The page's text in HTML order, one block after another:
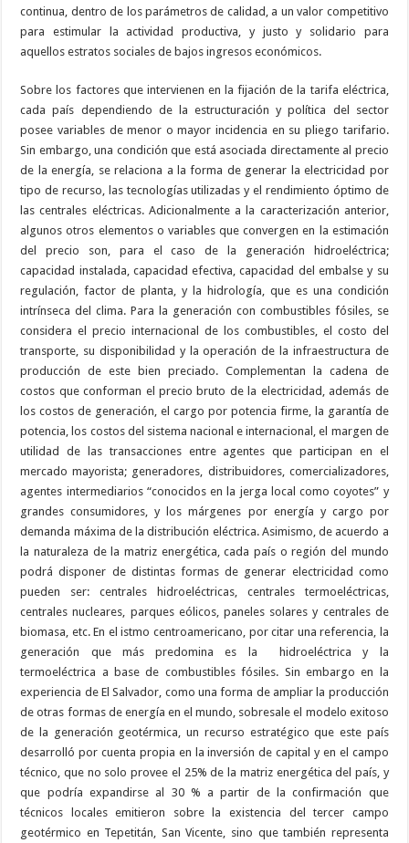
continua, dentro de los parámetros de calidad, a un valor competitivo
para estimular la actividad productiva, y justo y solidario para
aquellos estratos sociales de bajos ingresos económicos.
Sobre los factores que intervienen en la fijación de la tarifa eléctrica,
cada país dependiendo de la estructuración y política del sector
posee variables de menor o mayor incidencia en su pliego tarifario.
Sin embargo, una condición que está asociada directamente al precio
de la energía, se relaciona a la forma de generar la electricidad por
tipo de recurso, las tecnologías utilizadas y el rendimiento óptimo de
las centrales eléctricas. Adicionalmente a la caracterización anterior,
algunos otros elementos o variables que convergen en la estimación
del precio son, para el caso de la generación hidroeléctrica;
capacidad instalada, capacidad efectiva, capacidad del embalse y su
regulación, factor de planta, y la hidrología, que es una condición
intrínseca del clima. Para la generación con combustibles fósiles, se
considera el precio internacional de los combustibles, el costo del
transporte, su disponibilidad y la operación de la infraestructura de
producción de este bien preciado. Complementan la cadena de
costos que conforman el precio bruto de la electricidad, además de
los costos de generación, el cargo por potencia firme, la garantía de
potencia, los costos del sistema nacional e internacional, el margen de
utilidad de las transacciones entre agentes que participan en el
mercado mayorista; generadores, distribuidores, comercializadores,
agentes intermediarios “conocidos en la jerga local como coyotes” y
grandes consumidores, y los márgenes por energía y cargo por
demanda máxima de la distribución eléctrica. Asimismo, de acuerdo a
la naturaleza de la matriz energética, cada país o región del mundo
podrá disponer de distintas formas de generar electricidad como
pueden ser: centrales hidroeléctricas, centrales termoeléctricas,
centrales nucleares, parques eólicos, paneles solares y centrales de
biomasa, etc. En el istmo centroamericano, por citar una referencia, la
generación que más predomina es la hidroeléctrica y la
termoeléctrica a base de combustibles fósiles. Sin embargo en la
experiencia de El Salvador, como una forma de ampliar la producción
de otras formas de energía en el mundo, sobresale el modelo exitoso
de la generación geotérmica, un recurso estratégico que este país
desarrolló por cuenta propia en la inversión de capital y en el campo
técnico, que no solo provee el 25% de la matriz energética del país, y
que podría expandirse al 30 % a partir de la confirmación que
técnicos locales emitieron sobre la existencia del tercer campo
geotérmico en Tepetitán, San Vicente, sino que también representa